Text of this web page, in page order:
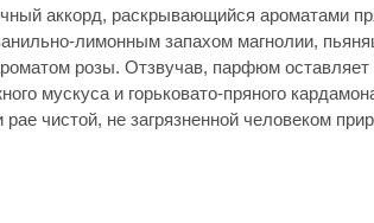
аккорд, раскрывающийся ароматами
лимонным запахом магнолии,
розы. Отзвучав, парфюм оставляет
мускуса и горьковато-пряного
чистой, не загрязненной человеком